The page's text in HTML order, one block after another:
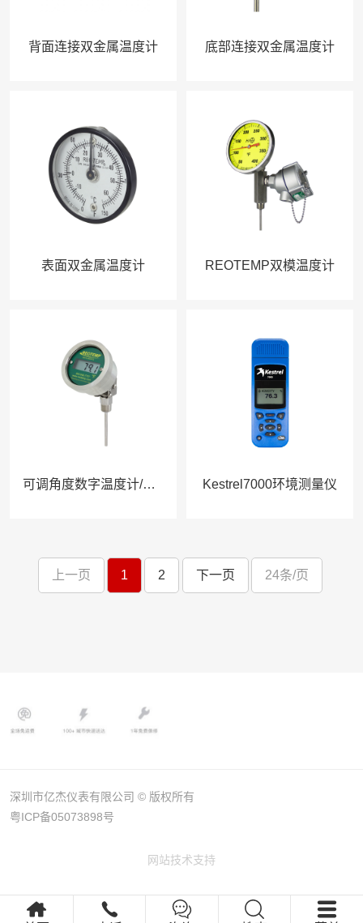
背面连接双金属温度计 底部连接双金属温度计
表面双金属温度计 REOTEMP双模温度计
可调角度数字温度计/变送器 Kestrel7000环境测量仪
上一页 1 2 下一页 24条/页
深圳市亿杰仪表有限公司 © 版权所有
粤ICP备05073898号
网站技术支持